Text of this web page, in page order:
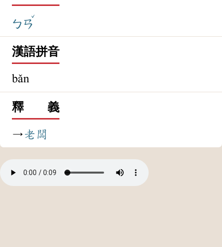
ㄅㄢ
ˇ
漢語拼音
bǎn
釋 義
→老闆